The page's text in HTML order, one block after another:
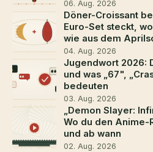
Südfrankreich
06. Aug. 2026
Döner-Croissant
Euro-Set steckt,
wie aus dem
2026 wurde
04. Aug. 2026
Jugendwort 2026:
und was „67",
bedeuten
03. Aug. 2026
„Demon Slayer:
Wo du den Anime-
und ab wann
02. Aug. 2026